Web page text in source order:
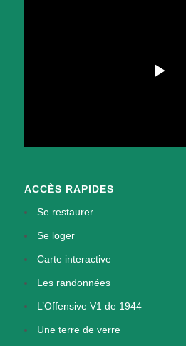
ACCÈS RAPIDES
Se restaurer
Se loger
Carte interactive
Les randonnées
L’Offensive V1 de 1944
Une terre de verre